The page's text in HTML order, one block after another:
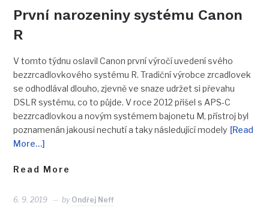
První narozeniny systému Canon
R
V tomto týdnu oslavil Canon první výročí uvedení svého
bezzrcadlovkového systému R. Tradiční výrobce zrcadlovek
se odhodlával dlouho, zjevně ve snaze udržet si převahu
DSLR systému, co to půjde. V roce 2012 přišel s APS-C
bezzrcadlovkou a novým systémem bajonetu M, přístroj byl
poznamenán jakousi nechutí a taky následující modely [Read
More…]
Read More
6. 9. 2019 by Ondřej Neff